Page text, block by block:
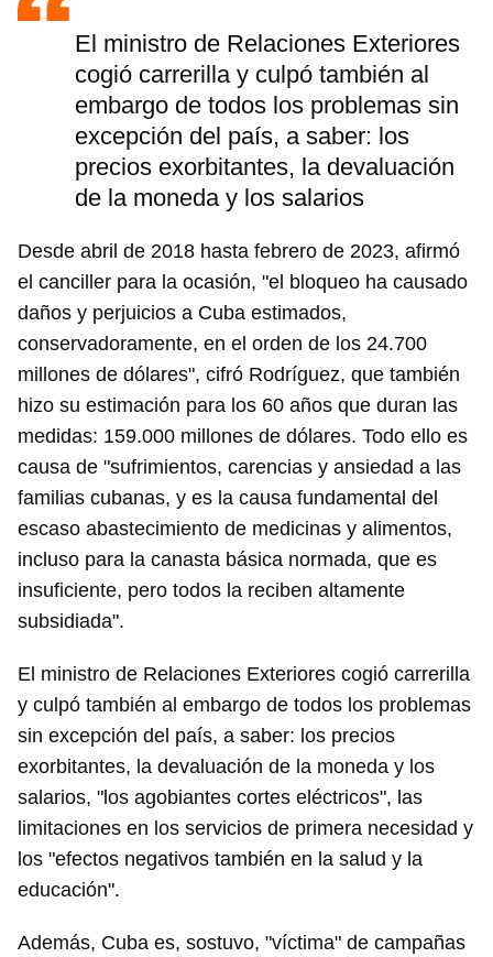
El ministro de Relaciones Exteriores
cogió carrerilla y culpó también al
embargo de todos los problemas sin
excepción del país, a saber: los
precios exorbitantes, la devaluación
de la moneda y los salarios
Desde abril de 2018 hasta febrero de 2023, afirmó
el canciller para la ocasión, "el bloqueo ha causado
daños y perjuicios a Cuba estimados,
conservadoramente, en el orden de los 24.700
millones de dólares", cifró Rodríguez, que también
hizo su estimación para los 60 años que duran las
medidas: 159.000 millones de dólares. Todo ello es
causa de "sufrimientos, carencias y ansiedad a las
familias cubanas, y es la causa fundamental del
escaso abastecimiento de medicinas y alimentos,
incluso para la canasta básica normada, que es
insuficiente, pero todos la reciben altamente
subsidiada".
El ministro de Relaciones Exteriores cogió carrerilla
y culpó también al embargo de todos los problemas
sin excepción del país, a saber: los precios
exorbitantes, la devaluación de la moneda y los
salarios, "los agobiantes cortes eléctricos", las
limitaciones en los servicios de primera necesidad y
los "efectos negativos también en la salud y la
educación".
Además, Cuba es, sostuvo, "víctima" de campañas